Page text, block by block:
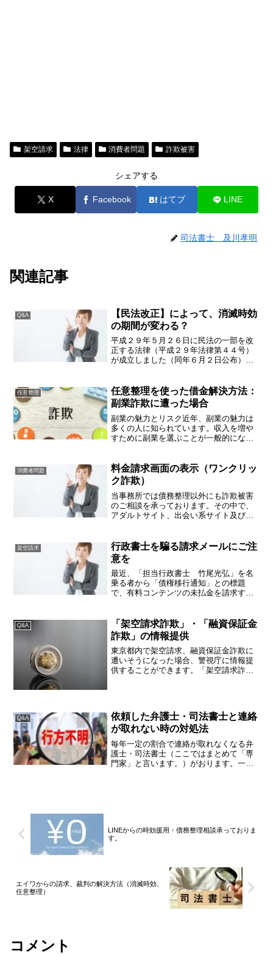
架空請求 法律 消費者問題 詐欺被害
シェアする
X Facebook はてブ LINE
司法書士 及川孝明
関連記事
Q&A
【民法改正】によって、消滅時効
の期間が変わる？
平成２９年５月２６日に民法の一部を改
正する法律（平成２９年法律第４４号）
が成立しました（同年６月２日公布）。
いませんでした。今回の改正は、民法の
うち債権関係の規定について...
任意整理
任意整理を使った借金解決方法：
副業詐欺に遭った場合
副業の魅力とリスク近年、副業の魅力は
多くの人に知られています。収入を増や
すために副業を選ぶことが一般的にな
型コロナウイルスの影響で、多くの人が
副業に興味を持ち始め、家庭...
消費者問題
料金請求画面の表示（ワンクリッ
ク詐欺）
当事務所では債務整理以外にも詐欺被害
のご相談を承っております。その中で、
アダルトサイト、出会い系サイト及び動
サイトの料金請求画面が消しても消して
も何度も表示されて困って...
架空請求
行政書士を騙る請求メールにご注
意を
最近、「担当行政書士 竹尾光弘」を名
乗る者から「債権移行通知」との標題
で、有料コンテンツの未払金を請求する
ておりますが、メールに記載された「竹
尾光弘」は、「行政書士名簿...
Q&A
「架空請求詐欺」・「融資保証金
詐欺」の情報提供
東京都内で架空請求、融資保証金詐欺に
遭いそうになった場合、警視庁に情報提
供することができます。「架空請求詐
に関わるもの）は、110番...
Q&A
依頼した弁護士・司法書士と連絡
が取れない時の対処法
毎年一定の割合で連絡が取れなくなる弁
護士・司法書士（ここではまとめて「専
門家」と言います。）がおります。一昔
LINEからの時効援用・債務整理相談承っておりま
す。
エイワからの請求、裁判の解決方法（消滅時効、
任意整理）
コメント